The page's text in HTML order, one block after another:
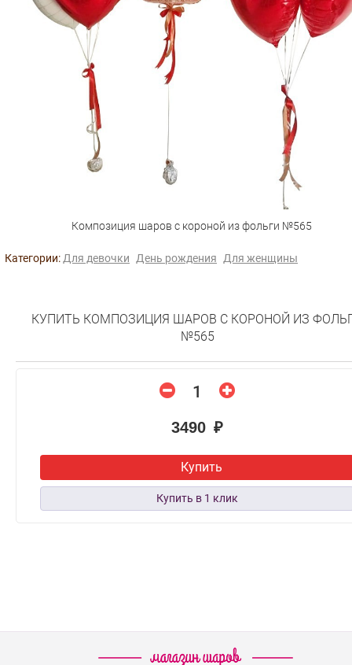
Композиция шаров с короной из фольги №565
Категории: Для девочки День рождения Для женщины
КУПИТЬ КОМПОЗИЦИЯ ШАРОВ С КОРОНОЙ ИЗ
№565
3490 ₽
Купить